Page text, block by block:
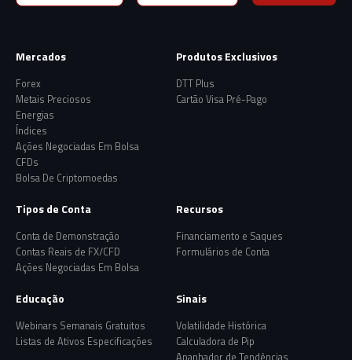
Mercados
Forex
Metais Preciosos
Energias
Índices
Ações Negociadas Em Bolsa
CFDs
Bolsa De Criptomoedas
Produtos Exclusivos
DTT Plus
Cartão Visa Pré-Pago
Tipos de Conta
Conta de Demonstração
Contas Reais de FX/CFD
Ações Negociadas Em Bolsa
Recursos
Financiamento e Saques
Formulários de Conta
Educação
Webinars Semanais Gratuitos
Listas de Ativos Especificações
Sinais
Volatilidade Histórica
Calculadora de Pip